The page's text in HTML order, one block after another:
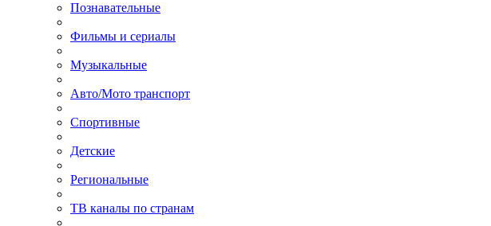
Познавательные
Фильмы и сериалы
Музыкальные
Авто/Мото транспорт
Спортивные
Детские
Региональные
ТВ каналы по странам